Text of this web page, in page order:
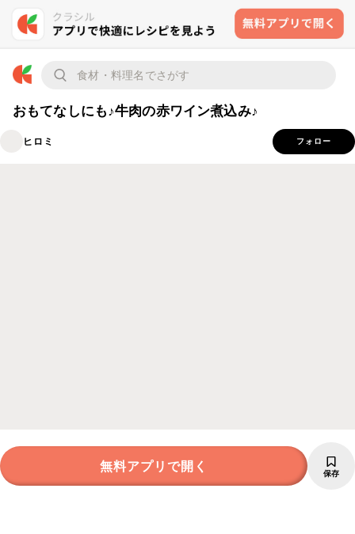
おもてなしにも♪牛肉の赤ワイン煮込み♪
ヒロミ フォロー
無料アプリで開く 保存